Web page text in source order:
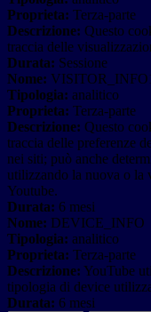
Proprieta: Terza-parte
Descrizione: Questo
traccia delle
Durata: Sessione
Nome:
Tipologia: analitico
Proprieta: Terza-parte
Descrizione: Questo
traccia delle preferenze
nei siti; può anche
utilizzando la nuova o la
Youtube.
Durata: 6 mesi
Nome: DEVICE_INFO
Tipologia: analitico
Proprieta: Terza-parte
Descrizione: YouTube
tipologia di device
Durata: 6 mesi